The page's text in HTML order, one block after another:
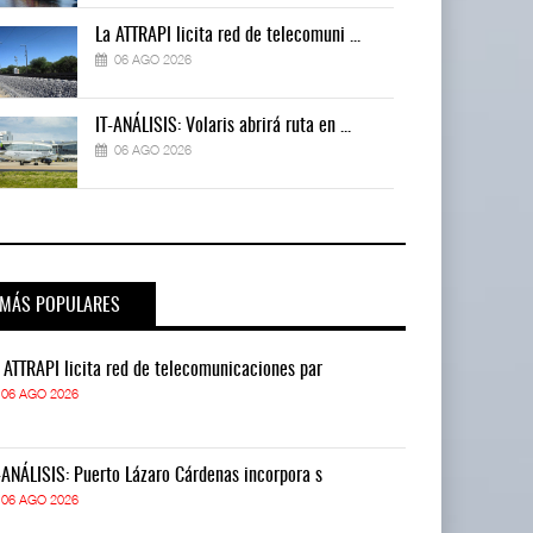
La ATTRAPI licita red de telecomuni ...
06 AGO 2026
IT-ANÁLISIS: Volaris abrirá ruta en ...
06 AGO 2026
MÁS POPULARES
ATTRAPI licita red de telecomunicaciones par
06 AGO 2026
ANÁLISIS: Puerto Lázaro Cárdenas incorpora s
06 AGO 2026